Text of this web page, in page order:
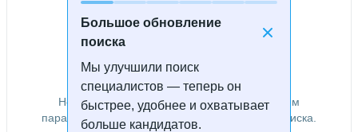
Большое обновление
поиска
Мы улучшили поиск
специалистов — теперь он
быстрее, удобнее и охватывает
больше кандидатов.
Специалисты не найдены
Не удалось найти специалистов по заданным
параметрам. Попробуйте изменить условия поиска.